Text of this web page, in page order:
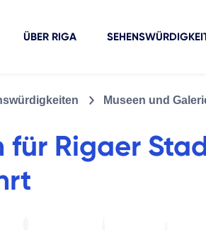
ÜBER RIGA
Museen und
für Rigaer